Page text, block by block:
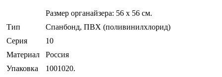
Размер органайзера: 56 х 56 см.
Тип
Спанбонд, ПВХ (поливинилхлорид)
Серия
10
Материал
Россия
Упаковка
1001020.